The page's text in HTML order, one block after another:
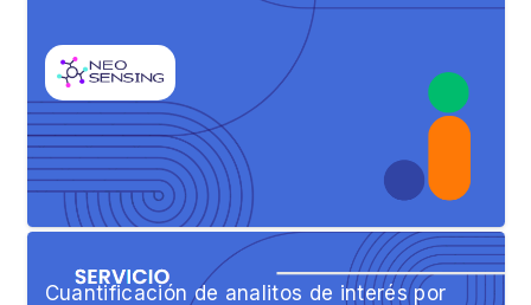
Cuantificación de analitos de interés por